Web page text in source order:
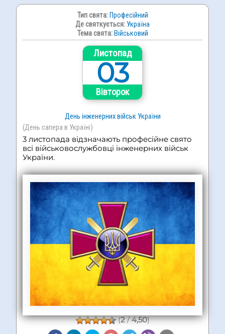
Тип свята: Професійний
Де святкується: Україна
Тема свята: Військовий
Листопад
03
Вівторок
День інженерних військ України
(День сапера в Україні)
3 листопада відзначають професійне свято
всі військовослужбовці інженерних військ
України.
(2/4,50)